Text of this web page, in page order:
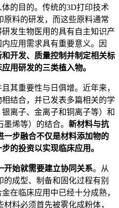
的目的。传统的3D打印技术
原料的研发，而这些原料通常
发生物医用的具有自主知识产
应用需求具有重要意义。因
开发、质量控制并制定相关标
用研发的三类植入物。
其重要性与日俱增。近年来，
结合，并已发表多篇相关的学
离子、金离子和铜离子等）和
烯等）的结合。 新材料与抗
一步融合不仅是材料添加物的
的投资以实现临床应用。
开始就需要建立协同关系。从
成型、制备和固化过程有别
在临床应用中已经十分成熟，
料必须首先被雾化成粉体，